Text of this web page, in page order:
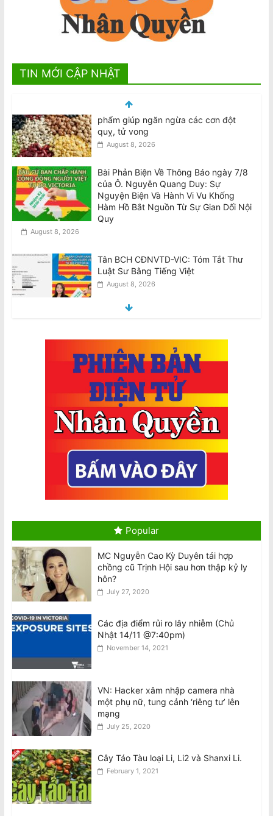
TIN MỚI CẬP NHẬT
Bài Phản Biện Về Thông Báo ngày 7/8
của Ô. Nguyễn Quang Duy: Sự
Nguyện Biện Và Hành Vi Vu Khống
Quy
August 8, 2026
Tân BCH CĐNVTD-VIC: Tóm Tắt Thư
Luật Sư Bằng Tiếng Việt
Ban Chấp Hành Chấp Thuận Kết Quả
Hòa Giải và Chương Trình Thực Hiện
August 8, 2026
và tài xế Uber’
August 8, 2026
Bị USTR áp thuế: Dư luận viên đang
gây thêm hoạ cho nhà nước Việt Nam
August 9, 2026
Nguyên nhân nào khiến Việt Nam gia
tăng trò xét xử hình sự vắng mặt?
khiếu nại liên quan đến cuộc Bầu cử
Ban Chấp Hành 2026-30
August 9, 2026
Thiên Nguyễn bị buộc tội giết phụ nữ
gốc Việt, ngáp trong phiên tòa
National Stroke Week: Mẹo đơn giản
giúp giảm nguy cơ bị đột quỵ
National Stroke Week: 6 Loại thực
phẩm giúp ngăn ngừa các cơn đột
quỵ, tử vong
Popular
MC Nguyễn Cao Kỳ Duyên tái hợp
chồng cũ Trịnh Hội sau hơn thập kỷ ly
hôn?
July 27, 2020
Các địa điểm rủi ro lây nhiễm (Chủ
Nhật 14/11 @7:40pm)
November 14, 2021
VN: Hacker xâm nhập camera nhà
một phụ nữ, tung cảnh ‘riêng tư’ lên
mạng
July 25, 2020
Cây Táo Tàu loại Li, Li2 và Shanxi Li.
February 1, 2021